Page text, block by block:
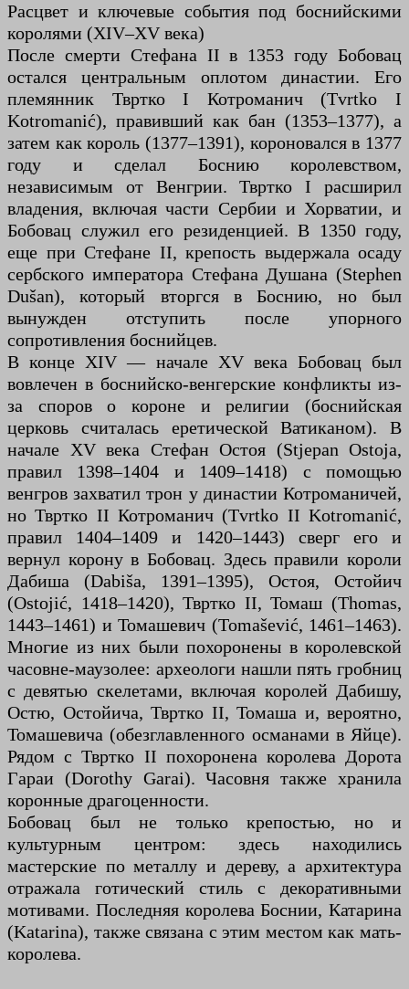
Расцвет и ключевые события под боснийскими
королями (XIV–XV века)
После смерти Стефана II в 1353 году Бобовац
остался центральным оплотом династии. Его
племянник Твртко I Котроманич (Tvrtko I
Kotromanić), правивший как бан (1353–1377), а
затем как король (1377–1391), короновался в 1377
году и сделал Боснию королевством,
независимым от Венгрии. Твртко I расширил
владения, включая части Сербии и Хорватии, и
Бобовац служил его резиденцией. В 1350 году,
еще при Стефане II, крепость выдержала осаду
сербского императора Стефана Душана (Stephen
Dušan), который вторгся в Боснию, но был
вынужден отступить после упорного
сопротивления боснийцев.
В конце XIV — начале XV века Бобовац был
вовлечен в боснийско-венгерские конфликты из-
за споров о короне и религии (боснийская
церковь считалась еретической Ватиканом). В
начале XV века Стефан Остоя (Stjepan Ostoja,
правил 1398–1404 и 1409–1418) с помощью
венгров захватил трон у династии Котроманичей,
но Твртко II Котроманич (Tvrtko II Kotromanić,
правил 1404–1409 и 1420–1443) сверг его и
вернул корону в Бобовац. Здесь правили короли
Дабиша (Dabiša, 1391–1395), Остоя, Остойич
(Ostojić, 1418–1420), Твртко II, Томаш (Thomas,
1443–1461) и Томашевич (Tomašević, 1461–1463).
Многие из них были похоронены в королевской
часовне-маузолее: археологи нашли пять гробниц
с девятью скелетами, включая королей Дабишу,
Остю, Остойича, Твртко II, Томаша и, вероятно,
Томашевича (обезглавленного османами в Яйце).
Рядом с Твртко II похоронена королева Дорота
Гараи (Dorothy Garai). Часовня также хранила
коронные драгоценности.
Бобовац был не только крепостью, но и
культурным центром: здесь находились
мастерские по металлу и дереву, а архитектура
отражала готический стиль с декоративными
мотивами. Последняя королева Боснии, Катарина
(Katarina), также связана с этим местом как мать-
королева.